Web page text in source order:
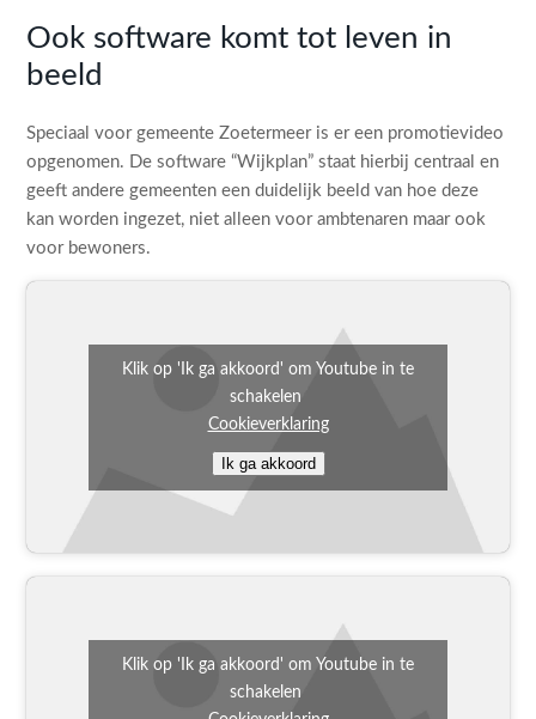
Ook software komt tot leven in
beeld
Speciaal voor gemeente Zoetermeer is er een promotievideo
opgenomen. De software “Wijkplan” staat hierbij centraal en
geeft andere gemeenten een duidelijk beeld van hoe deze
kan worden ingezet, niet alleen voor ambtenaren maar ook
voor bewoners.
Klik op 'Ik ga akkoord' om Youtube in te
schakelen
Cookieverklaring
Ik ga akkoord
Klik op 'Ik ga akkoord' om Youtube in te
schakelen